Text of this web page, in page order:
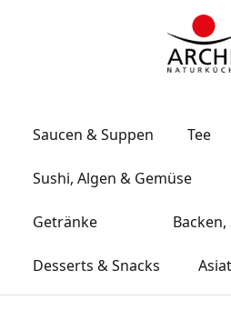
Saucen & Suppen Tee
Sushi, Algen & Gemüse
Getränke
Desserts & Snacks